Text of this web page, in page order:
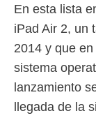
En esta lista
iPad Air 2, un
2014 y que
sistema
lanzamiento
llegada de la